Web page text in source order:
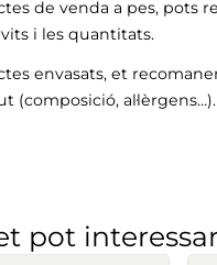
de venda a pes, pots
i les quantitats.
envasats, et
(composició, al·lèrgens…).
pot